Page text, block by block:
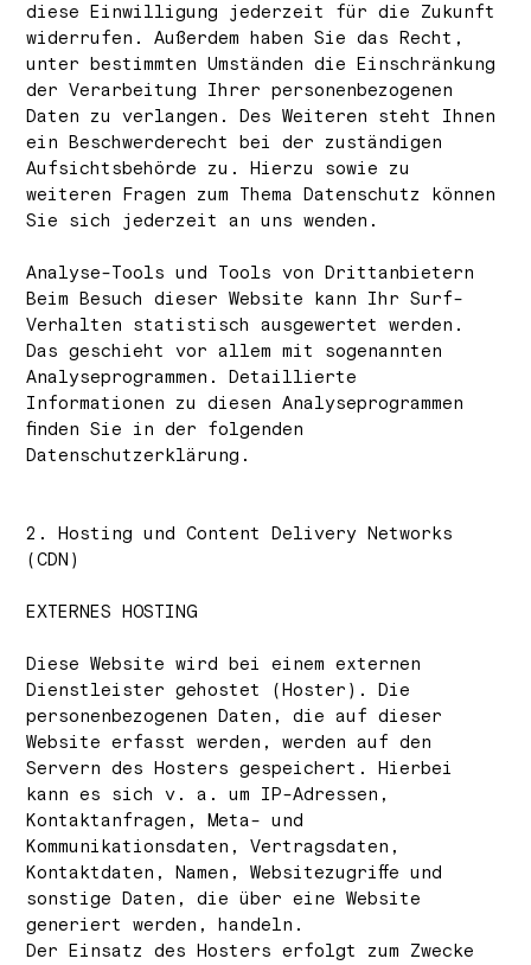
diese Einwilligung jederzeit für die Zukunft
widerrufen. Außerdem haben Sie das Recht,
unter bestimmten Umständen die Einschränkung
der Verarbeitung Ihrer personenbezogenen
Daten zu verlangen. Des Weiteren steht Ihnen
ein Beschwerderecht bei der zuständigen
Aufsichtsbehörde zu. Hierzu sowie zu
weiteren Fragen zum Thema Datenschutz können
Sie sich jederzeit an uns wenden.
Analyse-Tools und Tools von Dritt­anbietern
Beim Besuch dieser Website kann Ihr Surf-
Verhalten statistisch ausgewertet werden.
Das geschieht vor allem mit sogenannten
Analyseprogrammen. Detaillierte
Informationen zu diesen Analyseprogrammen
finden Sie in der folgenden
Datenschutzerklärung.
2. Hosting und Content Delivery Networks
(CDN)
EXTERNES HOSTING
Diese Website wird bei einem externen
Dienstleister gehostet (Hoster). Die
personenbezogenen Daten, die auf dieser
Website erfasst werden, werden auf den
Servern des Hosters gespeichert. Hierbei
kann es sich v. a. um IP-Adressen,
Kontaktanfragen, Meta- und
Kommunikationsdaten, Vertragsdaten,
Kontaktdaten, Namen, Websitezugriffe und
sonstige Daten, die über eine Website
generiert werden, handeln.
Der Einsatz des Hosters erfolgt zum Zwecke